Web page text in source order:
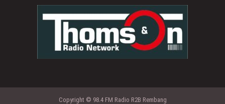
Copyright © 98.4 FM Radio R2B Rembang